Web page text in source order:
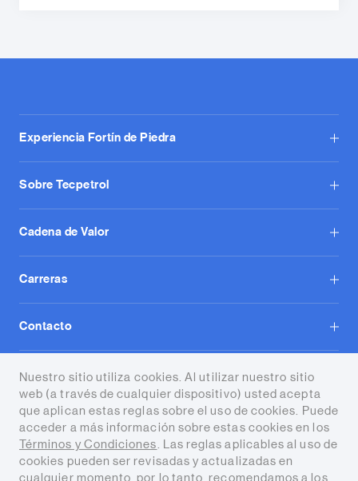
Experiencia Fortín de Piedra
Sobre Tecpetrol
Cadena de Valor
Carreras
Contacto
Tecpetrol S.A.
Nuestro sitio utiliza cookies. Al utilizar nuestro sitio
web (a través de cualquier dispositivo) usted acepta
que aplican estas reglas sobre el uso de cookies. Puede
acceder a más información sobre estas cookies en los
Términos y Condiciones. Las reglas aplicables al uso de
cookies pueden ser revisadas y actualizadas en
cualquier momento, por lo tanto, recomendamos a los